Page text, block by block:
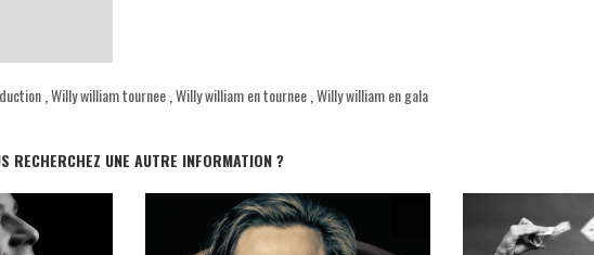
Willy william tournee Willy william en tournee Willy william en gala
RECHERCHEZ UNE AUTRE INFORMATION ?